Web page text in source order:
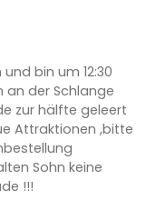
bin um 12:30
an der Schlange
zur hälfte geleert
Attraktionen ,bitte
Sohn keine
!!!